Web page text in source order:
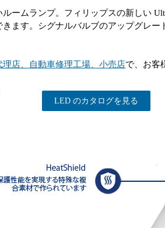
ームランプ。フィリップスの新しい
きます。シグナルバルブのアップグレ
理店、自動車修理工場、小売店で、お客
LED のカタログを見る